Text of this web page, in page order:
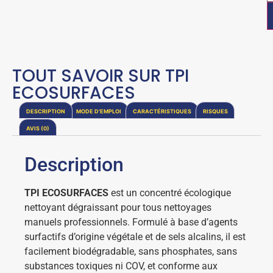
TOUT SAVOIR SUR TPI
ECOSURFACES
DESCRIPTION MODE D'EMPLOI CARACTÉRISTIQUES RISQUES
AVIS (0)
Description
TPI ECOSURFACES est un concentré écologique
nettoyant dégraissant pour tous nettoyages
manuels professionnels. Formulé à base d’agents
surfactifs d’origine végétale et de sels alcalins, il est
facilement biodégradable, sans phosphates, sans
substances toxiques ni COV, et conforme aux